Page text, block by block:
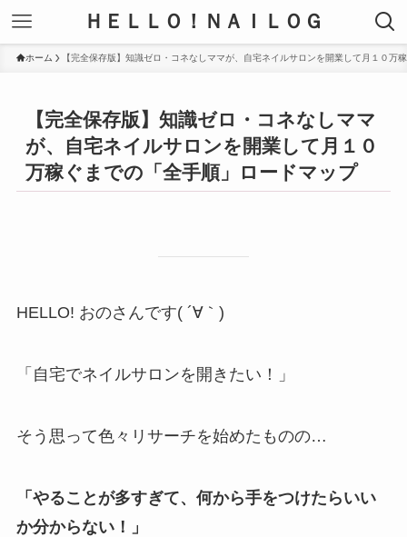
ＨＥＬＬＯ！ＮＡＩＬＯＧ
ホーム 【完全保存版】知識ゼロ・コネなしママが、自宅ネイルサロンを開業して月１０万
【完全保存版】知識ゼロ・コネなしママ
が、自宅ネイルサロンを開業して月１０
万稼ぐまでの「全手順」ロードマップ
HELLO! おのさんです( ´∀｀)
「自宅でネイルサロンを開きたい！」
そう思って色々リサーチを始めたものの…
「やることが多すぎて、何から手をつけたらいい
か分からない！」